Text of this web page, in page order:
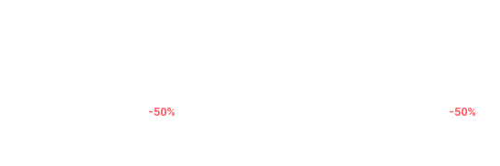
-50% -50%